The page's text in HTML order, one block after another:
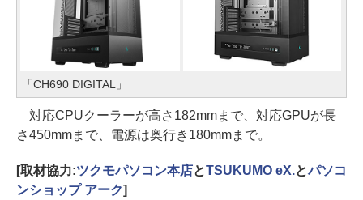
「CH690 DIGITAL」
対応CPUクーラーが高さ182mmまで、対応GPUが長
さ450mmまで、電源は奥行き180mmまで。
[取材協力:ツクモパソコン本店とTSUKUMO eX.とパソコ
ンショップ アーク]